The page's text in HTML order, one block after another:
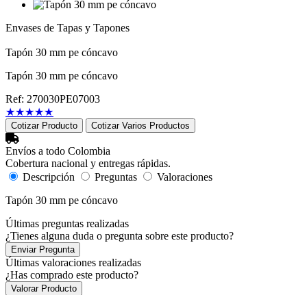
Envases de Tapas y Tapones
Tapón 30 mm pe cóncavo
Tapón 30 mm pe cóncavo
Ref: 270030PE07003
★★★★★
Cotizar Producto Cotizar Varios Productos
Envíos a todo Colombia
Cobertura nacional y entregas rápidas.
Descripción
Preguntas
Valoraciones
Tapón 30 mm pe cóncavo
Últimas preguntas realizadas
¿Tienes alguna duda o pregunta sobre este producto?
Enviar Pregunta
Últimas valoraciones realizadas
¿Has comprado este producto?
Valorar Producto